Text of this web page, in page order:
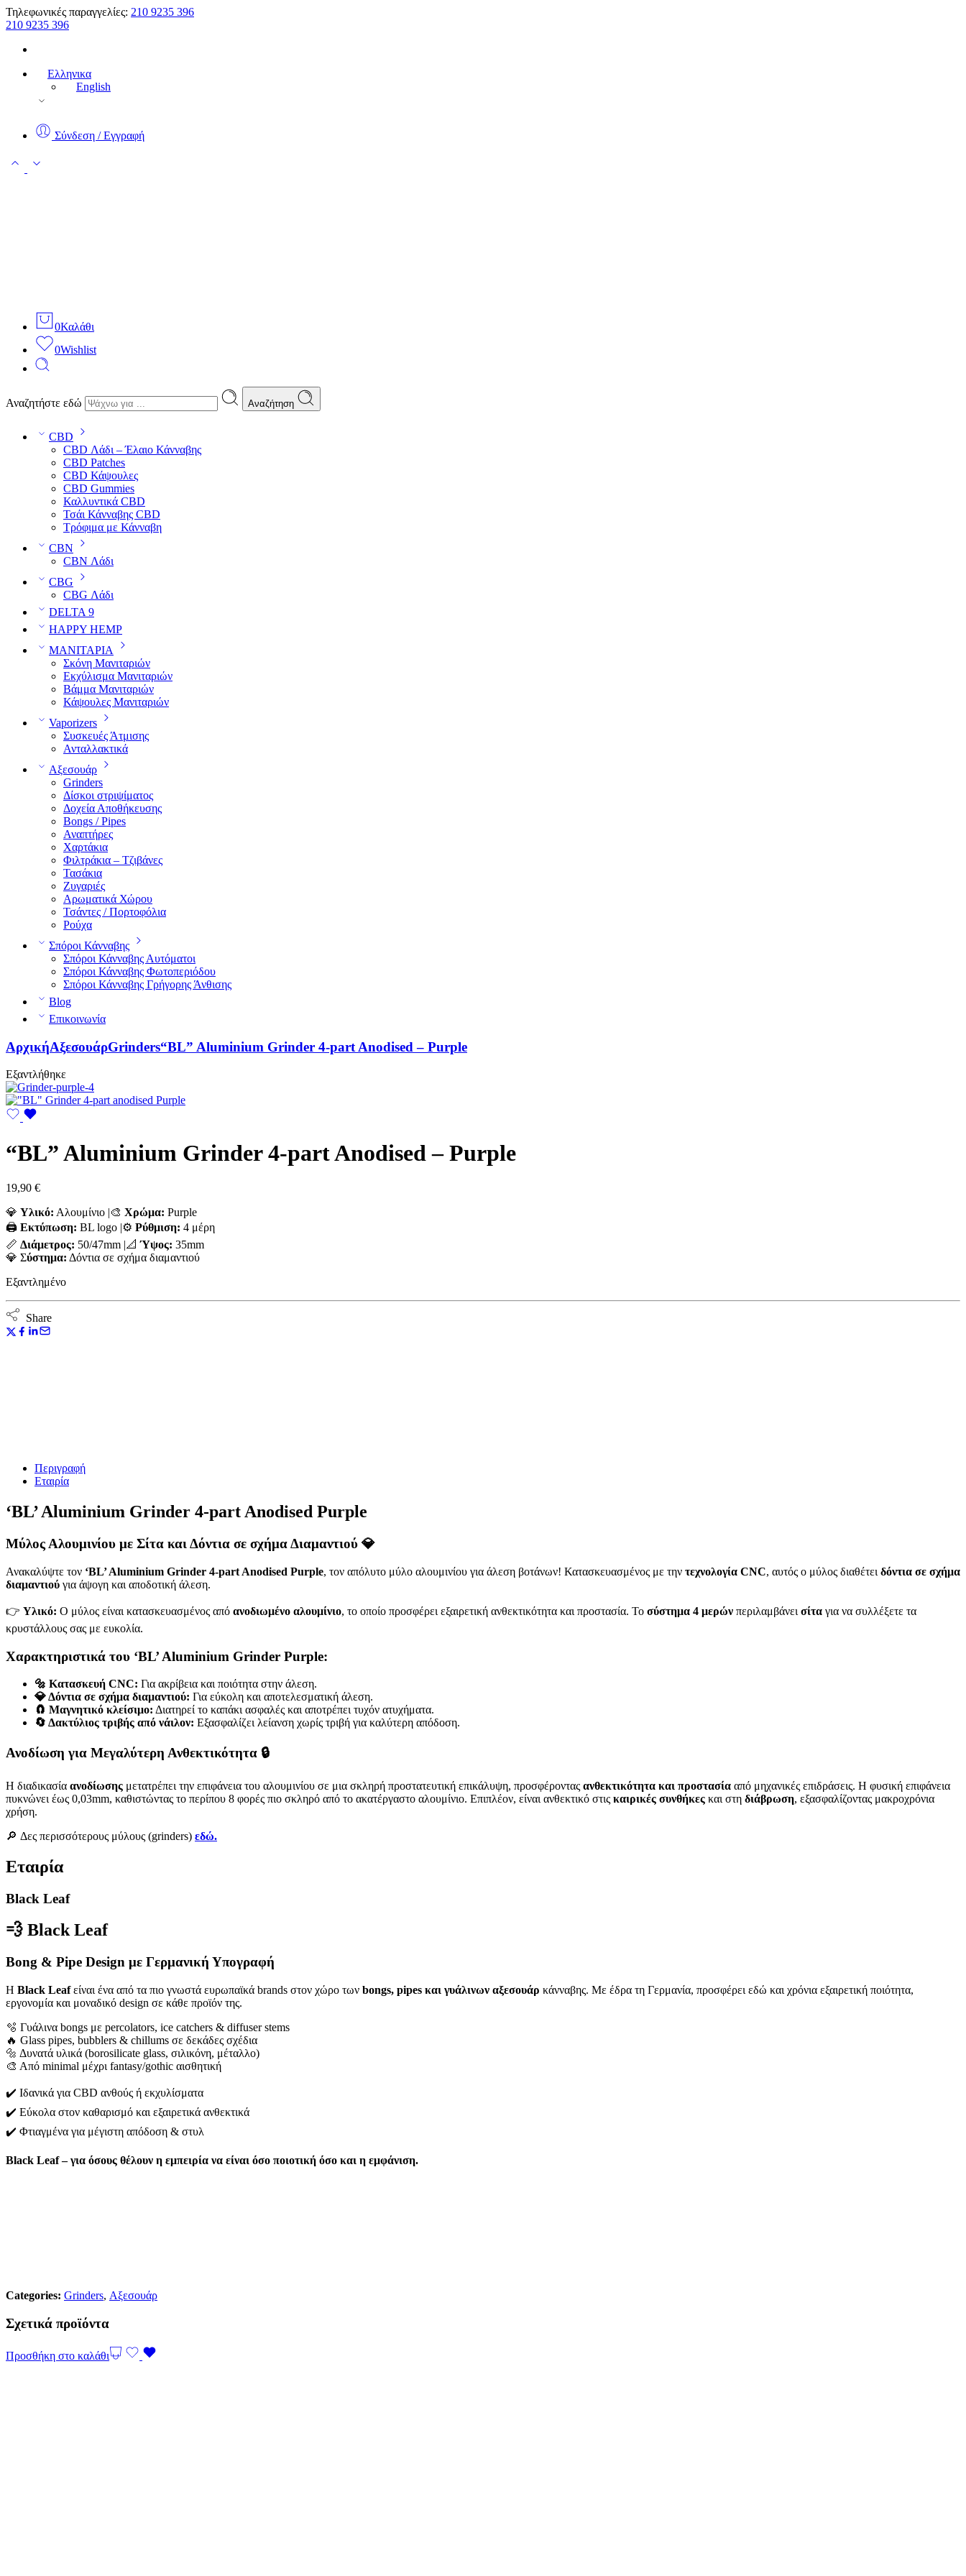
Τηλεφωνικές παραγγελίες: 210 9235 396
210 9235 396
Ελληνικα
English
Σύνδεση / Εγγραφή
0Καλάθι
0Wishlist
Αναζητήστε εδώ Αναζήτηση
CBD
CBD Λάδι – Έλαιο Κάνναβης
CBD Patches
CBD Κάψουλες
CBD Gummies
Καλλυντικά CBD
Τσάι Κάνναβης CBD
Τρόφιμα με Κάνναβη
CBN
CBN Λάδι
CBG
CBG Λάδι
DELTA 9
HAPPY HEMP
ΜΑΝΙΤΑΡΙΑ
Σκόνη Μανιταριών
Εκχύλισμα Μανιταριών
Βάμμα Μανιταριών
Κάψουλες Μανιταριών
Vaporizers
Συσκευές Άτμισης
Ανταλλακτικά
Αξεσουάρ
Grinders
Δίσκοι στριψίματος
Δοχεία Αποθήκευσης
Bongs / Pipes
Αναπτήρες
Χαρτάκια
Φιλτράκια – Τζιβάνες
Τασάκια
Ζυγαριές
Αρωματικά Χώρου
Τσάντες / Πορτοφόλια
Ρούχα
Σπόροι Κάνναβης
Σπόροι Κάνναβης Αυτόματοι
Σπόροι Κάνναβης Φωτοπεριόδου
Σπόροι Κάνναβης Γρήγορης Άνθισης
Blog
Επικοινωνία
ΑρχικήΑξεσουάρGrinders“BL” Aluminium Grinder 4-part Anodised – Purple
Εξαντλήθηκε
“BL” Aluminium Grinder 4-part Anodised – Purple
19,90 €
💎 Υλικό: Αλουμίνιο |🎨 Χρώμα: Purple
🖨️ Εκτύπωση: BL logo |⚙️ Ρύθμιση: 4 μέρη
📏 Διάμετρος: 50/47mm |📐Ύψος: 35mm
💎 Σύστημα: Δόντια σε σχήμα διαμαντιού
Εξαντλημένο
Share
Περιγραφή
Εταιρία
‘BL’ Aluminium Grinder 4-part Anodised Purple
Μύλος Αλουμινίου με Σίτα και Δόντια σε σχήμα Διαμαντιού 💎
Ανακαλύψτε τον ‘BL’ Aluminium Grinder 4-part Anodised Purple, τον απόλυτο μύλο αλουμινίου για άλεση βοτάνων! Κατασκευασμένος με την τεχνολογία CNC, αυτός ο μύλος διαθέτει δόντια σε σχήμα
διαμαντιού για άψογη και αποδοτική άλεση.
👉 Υλικό: Ο μύλος είναι κατασκευασμένος από ανοδιωμένο αλουμίνιο, το οποίο προσφέρει εξαιρετική ανθεκτικότητα και προστασία. Το σύστημα 4 μερών περιλαμβάνει σίτα για να συλλέξετε τα
κρυστάλλους σας με ευκολία.
Χαρακτηριστικά του ‘BL’ Aluminium Grinder Purple:
🔩 Κατασκευή CNC: Για ακρίβεια και ποιότητα στην άλεση.
💎 Δόντια σε σχήμα διαμαντιού: Για εύκολη και αποτελεσματική άλεση.
🧲 Μαγνητικό κλείσιμο: Διατηρεί το καπάκι ασφαλές και αποτρέπει τυχόν ατυχήματα.
🔄 Δακτύλιος τριβής από νάιλον: Εξασφαλίζει λείανση χωρίς τριβή για καλύτερη απόδοση.
Ανοδίωση για Μεγαλύτερη Ανθεκτικότητα 🔒
Η διαδικασία ανοδίωσης μετατρέπει την επιφάνεια του αλουμινίου σε μια σκληρή προστατευτική επικάλυψη, προσφέροντας ανθεκτικότητα και προστασία από μηχανικές επιδράσεις. Η φυσική επιφάνεια
πυκνώνει έως 0,03mm, καθιστώντας το περίπου 8 φορές πιο σκληρό από το ακατέργαστο αλουμίνιο. Επιπλέον, είναι ανθεκτικό στις καιρικές συνθήκες και στη διάβρωση, εξασφαλίζοντας μακροχρόνια
χρήση.
🔎 Δες περισσότερους μύλους (grinders) εδώ.
Εταιρία
Black Leaf
💨 Black Leaf
Βong & Pipe Design με Γερμανική Υπογραφή
Η Black Leafείναι ένα από τα πιο γνωστά ευρωπαϊκά brands στον χώρο των bongs, pipes και γυάλινων αξεσουάρ κάνναβης. Με έδρα τη Γερμανία, προσφέρει εδώ και χρόνια εξαιρετική ποιότητα,
εργονομία και μοναδικό design σε κάθε προϊόν της.
🫧 Γυάλινα bongs με percolators, ice catchers & diffuser stems
🔥 Glass pipes, bubblers & chillums σε δεκάδες σχέδια
🔩 Δυνατά υλικά (borosilicate glass, σιλικόνη, μέταλλο)
🎨 Από minimal μέχρι fantasy/gothic αισθητική
✔️ Ιδανικά για CBD ανθούς ή εκχυλίσματα
✔️ Εύκολα στον καθαρισμό και εξαιρετικά ανθεκτικά
✔️ Φτιαγμένα για μέγιστη απόδοση & στυλ
Black Leaf – για όσους θέλουν η εμπειρία να είναι όσο ποιοτική όσο και η εμφάνιση.
Categories: Grinders, Αξεσουάρ
Σχετικά προϊόντα
Προσθήκη στο καλάθι